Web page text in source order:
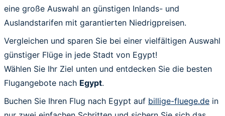
eine große Auswahl an günstigen Inlands- und
Auslandstarifen mit garantierten Niedrigpreisen.
Vergleichen und sparen Sie bei einer vielfältigen Auswahl
günstiger Flüge in jede Stadt von Egypt!
Wählen Sie Ihr Ziel unten und entdecken Sie die besten
Flugangebote nach Egypt.
Buchen Sie Ihren Flug nach Egypt auf billige-fluege.de in